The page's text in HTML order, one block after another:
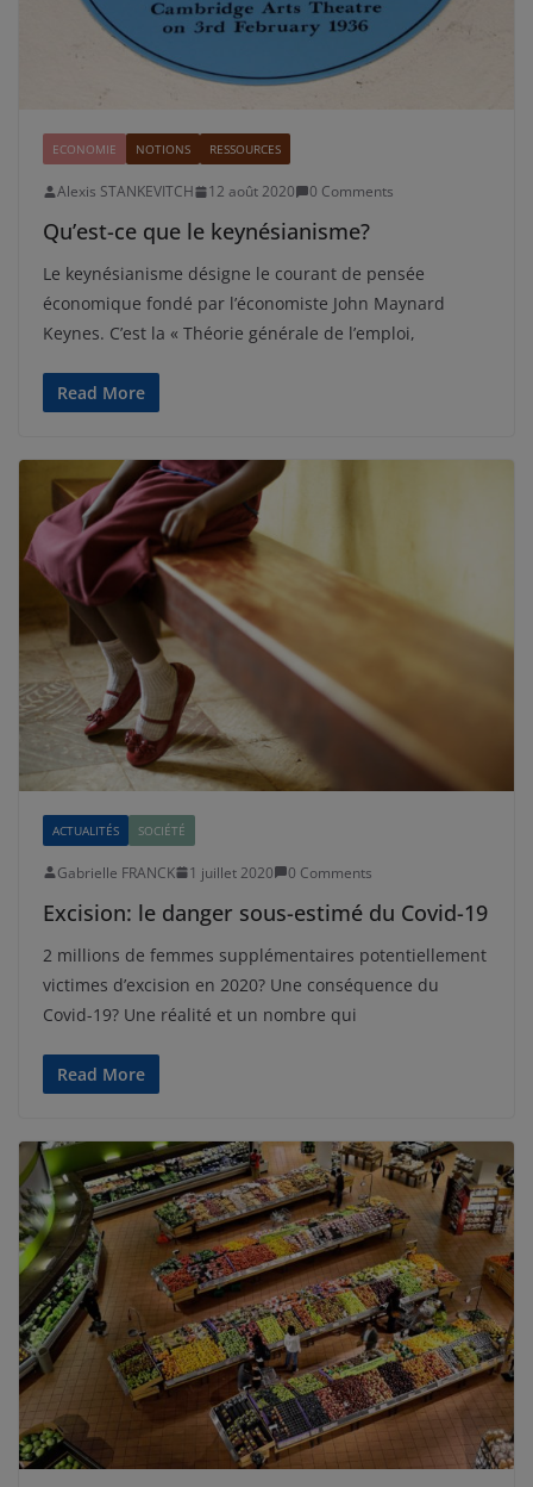
ECONOMIE NOTIONS RESSOURCES
Alexis STANKEVITCH 12 août 2020 0 Comments
Qu’est-ce que le keynésianisme?
Le keynésianisme désigne le courant de pensée
économique fondé par l’économiste John Maynard
Keynes. C’est la « Théorie générale de l’emploi,
Read More
ACTUALITÉS SOCIÉTÉ
Gabrielle FRANCK 1 juillet 2020 0 Comments
Excision: le danger sous-estimé du Covid-19
2 millions de femmes supplémentaires potentiellement
victimes d’excision en 2020? Une conséquence du
Covid-19? Une réalité et un nombre qui
Read More